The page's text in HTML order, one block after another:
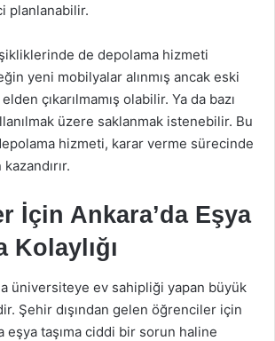
planlanabilir.
de depolama hizmeti
yeni mobilyalar alınmış ancak eski
çıkarılmamış olabilir. Ya da bazı
üzere saklanmak istenebilir. Bu
hizmeti, karar verme sürecinde
İçin Ankara’da Eşya
Kolaylığı
üniversiteye ev sahipliği yapan büyük
Şehir dışından gelen öğrenciler için
eşya taşıma ciddi bir sorun haline